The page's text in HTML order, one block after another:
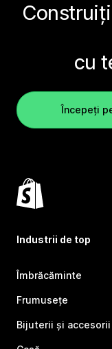
cu
Începeți
Industrii de top
Îmbrăcăminte
Frumusețe
Bijuterii și accesorii